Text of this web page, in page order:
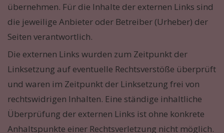
übernehmen. Für die Inhalte der externen Links sind
die jeweilige Anbieter oder Betreiber (Urheber) der
Seiten verantwortlich.
Die externen Links wurden zum Zeitpunkt der
Linksetzung auf eventuelle Rechtsverstöße überprüft
und waren im Zeitpunkt der Linksetzung frei von
rechtswidrigen Inhalten. Eine ständige inhaltliche
Überprüfung der externen Links ist ohne konkrete
Anhaltspunkte einer Rechtsverletzung nicht möglich.